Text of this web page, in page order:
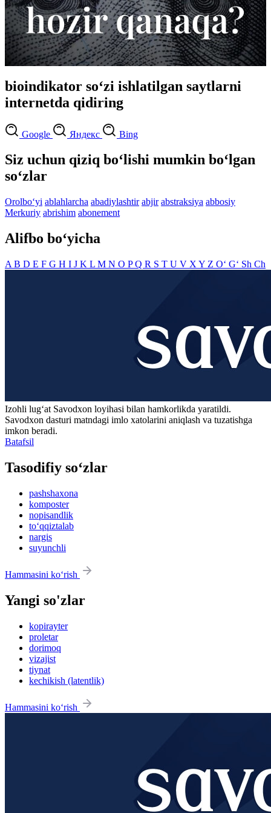
bioindikator so‘zi ishlatilgan saytlarni
internetda qidiring
Google Яндекс Bing
Siz uchun qiziq bo‘lishi mumkin bo‘lgan
so‘zlar
Orolbo‘yi ablahlarcha abadiylashtir abjir abstraksiya abbosiy
Merkuriy abrishim abonement
Alifbo bo‘yicha
A B D E F G H I J K L M N O PQ R S T U V X Y Z O‘ G‘ Sh Ch
Izohli lugʻat Savodxon loyihasi bilan hamkorlikda yaratildi.
Savodxon dasturi matndagi imlo xatolarini aniqlash va tuzatishga
imkon beradi.
Batafsil
Tasodifiy so‘zlar
pashshaxona
komposter
nopisandlik
to‘qqiztalab
nargis
suyunchli
Hammasini ko‘rish
Yangi so'zlar
kopirayter
proletar
dorimoq
vizajist
tiynat
kechikish (latentlik)
Hammasini ko‘rish